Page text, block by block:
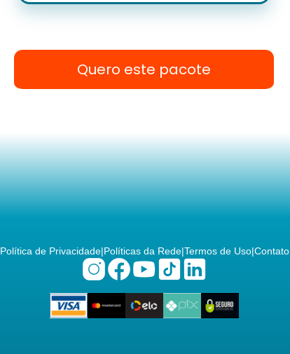
Quero este pacote
Política de Privacidade|Políticas da Rede|Termos de Uso|Contato